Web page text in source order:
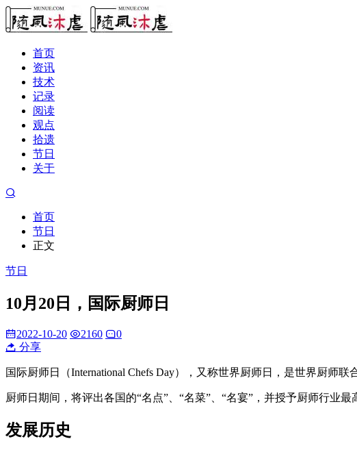
首页
资讯
技术
记录
阅读
观点
拾遗
节日
关于
首页
节日
正文
节日
10月20日，国际厨师日
2022-10-20 2160
0
分享
国际厨师日（International Chefs Day），又称世界厨师日，是世界厨师
厨师日期间，将评出各国的“名点”、“名菜”、“名宴”，并授予厨师行业最
发展历史